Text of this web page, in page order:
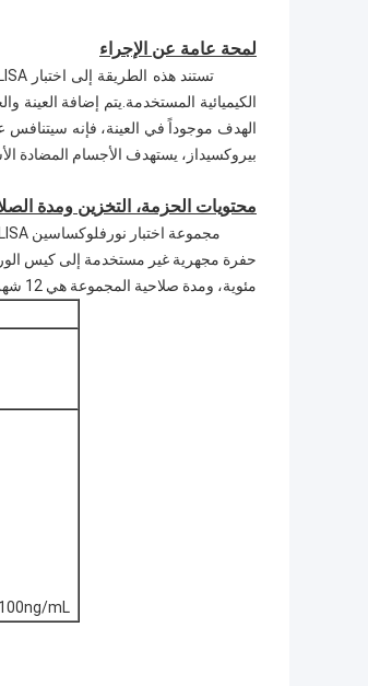
لمحة عامة عن الإجراء
الهدف موجوداً في العينة، فإنه سيتنافس
بيروكسيداز، يستهدف الأجسام المضادة
محتويات الحزمة، التخزين ومدة
مئوية، ومدة صلاحية المجموعة هي 12 شهراً عند تخزينها بشكل صحيح.
100ng/mL (إضافة، اختياري، أنبوب القفص الأحمر)